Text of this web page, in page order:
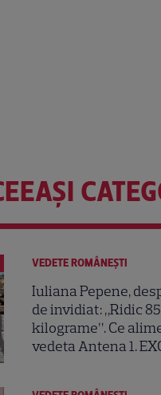
VEDETE ROMÂNEŞTI
Iuliana Pepene,
de invidiat: „Ridic
kilograme”. Ce
vedeta Antena 1.